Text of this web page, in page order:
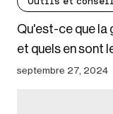
Qu'est-ce que la
et quels en sont
septembre 27, 2024